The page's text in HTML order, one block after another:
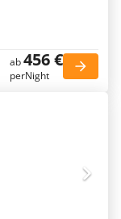
ab456 €
perNight